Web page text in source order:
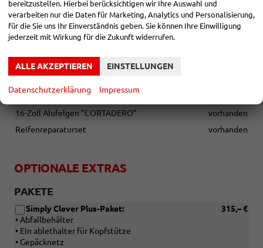
Elektrisch anklappbare Außenspiegel mit Heizung
vorhanden
Fensterrahmen in Chrom-Optik
vorhanden
Nebelscheinwerfer mit Abbiegefunktion
RÄDER & TECHNIK
16-Zoll Alufelgen "CORTADERO"
vorhanden
Reifenreparaturset
vorhanden
OPTIONALE EXTRAS
PAKETE
315,– €
Simply Clever Plus-Paket:
• Abfallbehälter
• Ein ablethalter für Kopfstütze
• Gepäcknetz
bereitzustellen. Hierbei berücksichtigen wir Ihre Auswahl und
verarbeiten nur die Daten für Marketing, Analytics und Personalisierung,
für die Sie uns Ihr Einverständnis geben. Sie können Ihre Einwilligung
jederzeit mit Wirkung für die Zukunft widerrufen.
ALLE AKZEPTIEREN EINSTELLUNGEN
Datenschutzerklärung Impressum